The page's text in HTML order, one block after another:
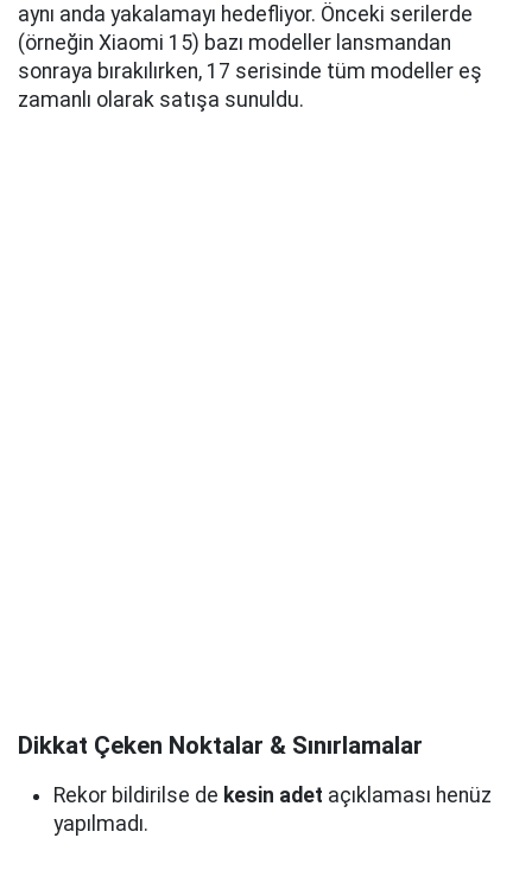
aynı anda yakalamayı hedefliyor. Önceki serilerde
(örneğin Xiaomi 15) bazı modeller lansmandan
sonraya bırakılırken, 17 serisinde tüm modeller eş
zamanlı olarak satışa sunuldu.
Dikkat Çeken Noktalar & Sınırlamalar
Rekor bildirilse de kesin adet açıklaması henüz
yapılmadı.